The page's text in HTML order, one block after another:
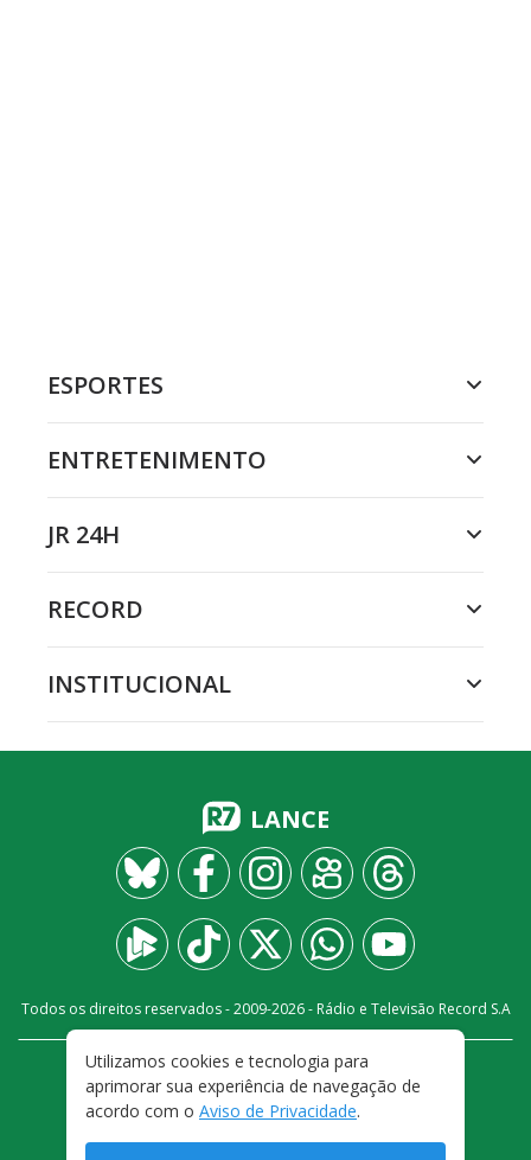
ESPORTES
ENTRETENIMENTO
JR 24H
RECORD
INSTITUCIONAL
LANCE
Todos os direitos reservados - 2009-2026- Rádio e Televisão Record S.A
FALE CONOSCO
PRIVACIDADE
TERMOS E CONDIÇÕES DE USO
Utilizamos cookies e tecnologia para
aprimorar sua experiência de navegação de
acordo com o Aviso de Privacidade.